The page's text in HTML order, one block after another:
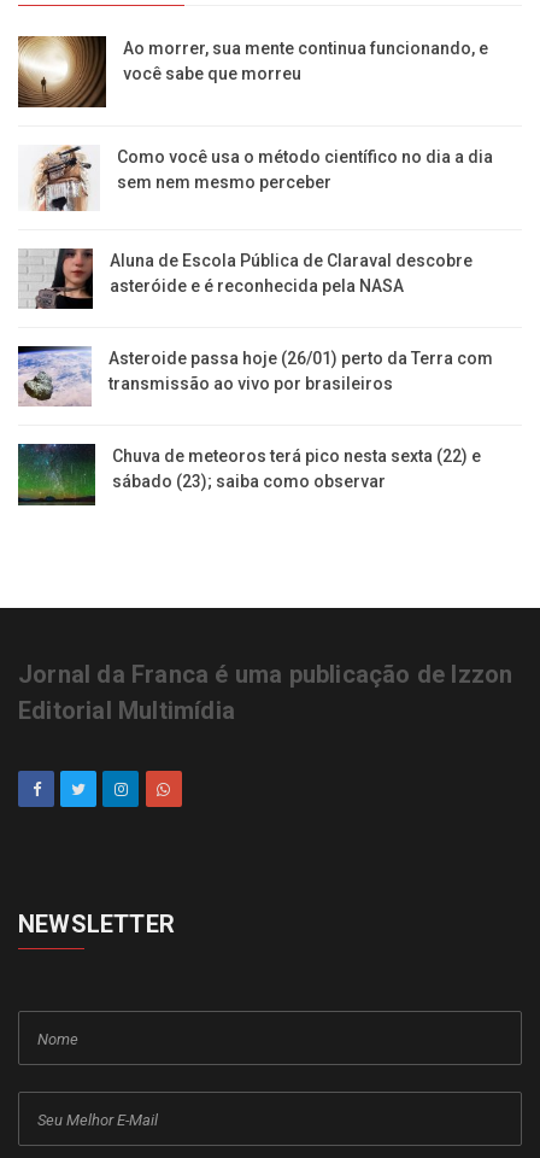
Ao morrer, sua mente continua funcionando, e
você sabe que morreu
Como você usa o método científico no dia a dia
sem nem mesmo perceber
Aluna de Escola Pública de Claraval descobre
asteróide e é reconhecida pela NASA
Asteroide passa hoje (26/01) perto da Terra com
transmissão ao vivo por brasileiros
Chuva de meteoros terá pico nesta sexta (22) e
sábado (23); saiba como observar
Jornal da Franca é uma publicação de Izzon
Editorial Multimídia
NEWSLETTER